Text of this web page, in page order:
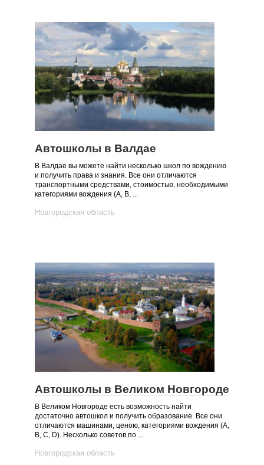
Автошколы в Валдае
В Валдае вы можете найти несколько школ по вождению
и получить права и знания. Все они отличаются
транспортными средствами, стоимостью, необходимыми
категориями вождения (А, B, ...
Новгородская область
Автошколы в Великом Новгороде
В Великом Новгороде есть возможность найти
достаточно автошкол и получить образование. Все они
отличаются машинами, ценою, категориями вождения (А,
B, C, D). Несколько советов по ...
Новгородская область